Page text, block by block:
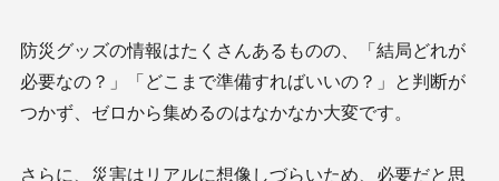
防災グッズの情報はたくさんあるものの、「結局どれが
必要なの？」「どこまで準備すればいいの？」と判断が
つかず、ゼロから集めるのはなかなか大変です。
さらに、災害はリアルに想像しづらいため、必要だと思